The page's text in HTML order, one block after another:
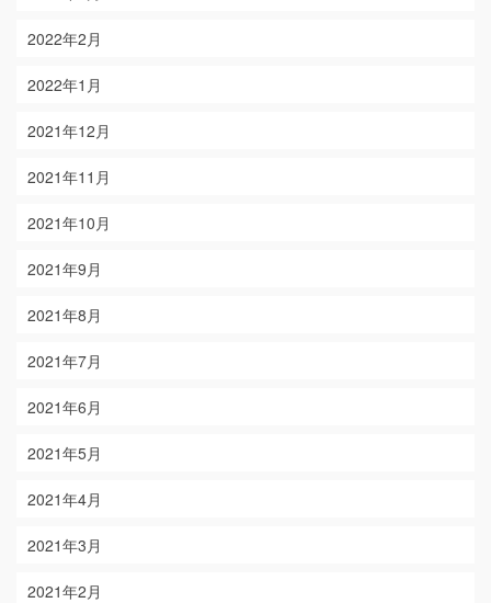
2022年2月
2022年1月
2021年12月
2021年11月
2021年10月
2021年9月
2021年8月
2021年7月
2021年6月
2021年5月
2021年4月
2021年3月
2021年2月